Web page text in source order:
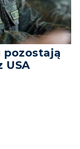
pozostają
USA